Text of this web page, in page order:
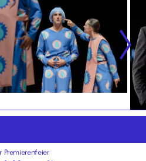
Premierenfeier